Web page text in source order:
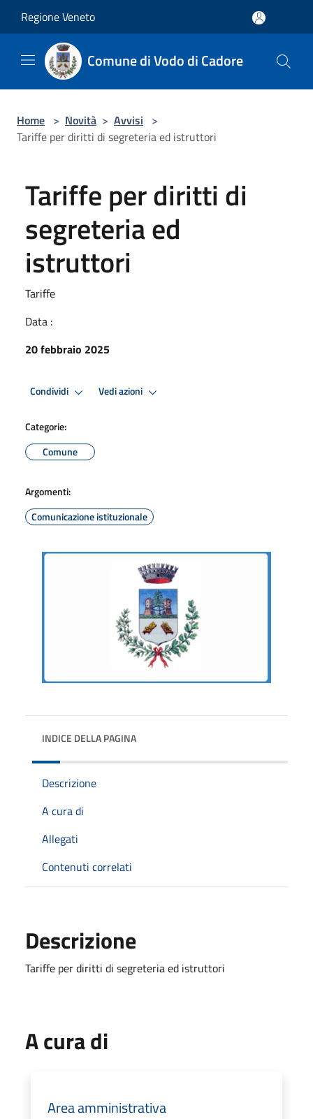
Regione Veneto
Comune di Vodo di Cadore
Home > Novità > Avvisi >
Tariffe per diritti di segreteria ed istruttori
Tariffe per diritti di
segreteria ed
istruttori
Tariffe
Data :
20 febbraio 2025
Condividi Vedi azioni
Categorie:
Comune
Argomenti:
Comunicazione istituzionale
INDICE DELLA PAGINA
Descrizione
A cura di
Allegati
Contenuti correlati
Descrizione
Tariffe per diritti di segreteria ed istruttori
A cura di
Area amministrativa